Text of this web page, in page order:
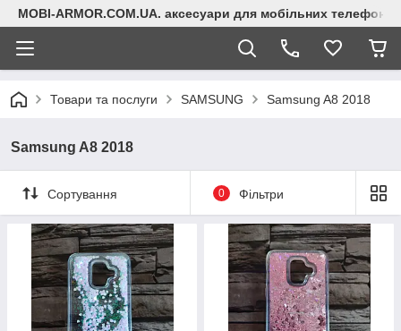
MOBI-ARMOR.COM.UA. аксесуари для мобільних телефонів
Товари та послуги SAMSUNG Samsung A8 2018
Samsung A8 2018
Сортування 0 Фільтри